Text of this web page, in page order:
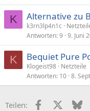
K Alternative zu
k3rn3lp4n1c
Antworten 9 9. Juni
K Bequiet Pure
Klogeist98 Netzteile
Antworten 10 8.
Teilen: Facebook
X